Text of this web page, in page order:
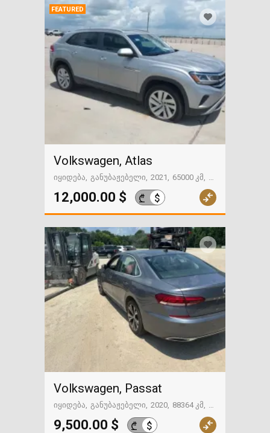
FEATURED
Volkswagen, Atlas
იყიდება განუბაჟებელი 2021
65000 კმ
გზაში. საქართველოსკენ
12,000.00 $ ₾ $
Volkswagen, Passat
იყიდება განუბაჟებელი 2020 88364 კმ
9,500.00 $ ₾ $